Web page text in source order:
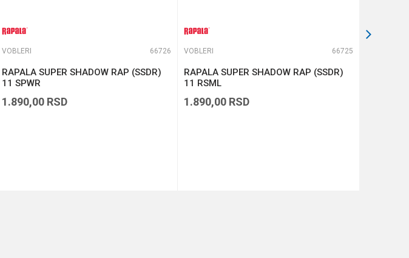
VOBLERI 66726
RAPALA SUPER SHADOW RAP (SSDR)
11 SPWR
1.890,00 RSD
VOBLERI 66725
RAPALA SUPER SHADOW RAP (SSDR)
11 RSML
1.890,00 RSD